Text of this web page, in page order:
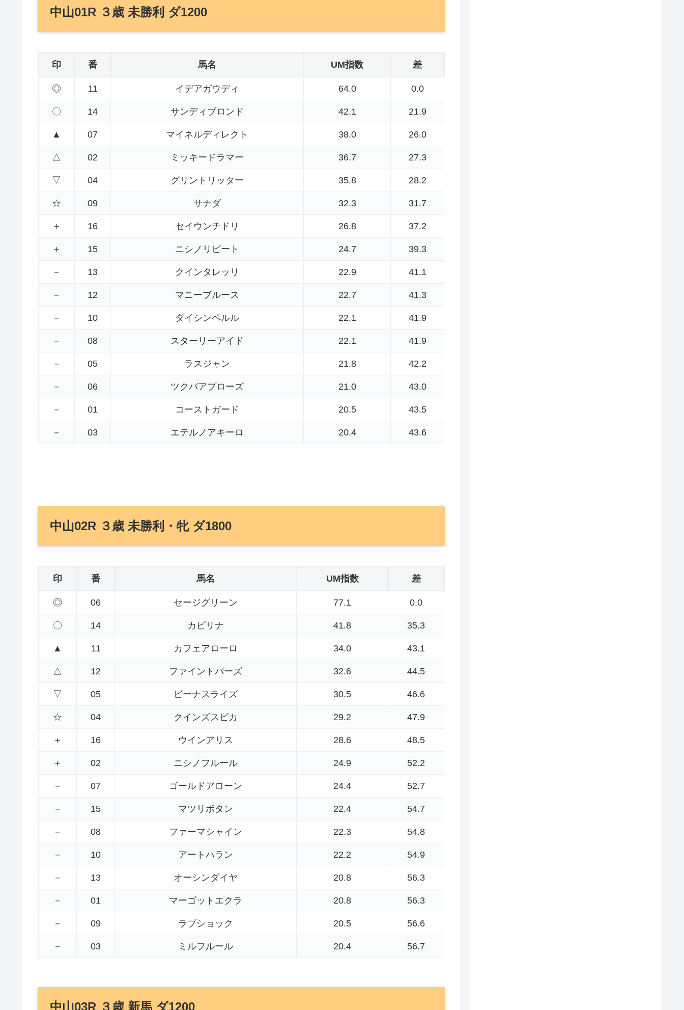
中山01R ３歳 未勝利 ダ1200
印 番 馬名 UM指数 差
◎ 11 イデアガウディ 64.0 0.0
〇 14 サンディブロンド 42.1 21.9
▲ 07 マイネルディレクト 38.0 26.0
△ 02 ミッキードラマー 36.7 27.3
▽ 04 グリントリッター 35.8 28.2
☆ 09 サナダ 32.3 31.7
＋ 16 セイウンチドリ 26.8 37.2
＋ 15 ニシノリピート 24.7 39.3
－ 13 クインタレッリ 22.9 41.1
－ 12 マニーブルース 22.7 41.3
－ 10 ダイシンペルル 22.1 41.9
－ 08 スターリーアイド 22.1 41.9
－ 05 ラスジャン 21.8 42.2
－ 06 ツクバアプローズ 21.0 43.0
－ 01 コーストガード 20.5 43.5
－ 03 エテルノアキーロ 20.4 43.6
中山02R ３歳 未勝利・牝 ダ1800
印 番 馬名 UM指数 差
◎ 06 セージグリーン 77.1 0.0
〇 14 カピリナ 41.8 35.3
▲ 11 カフェアローロ 34.0 43.1
△ 12 ファイントパーズ 32.6 44.5
▽ 05 ビーナスライズ 30.5 46.6
☆ 04 クインズスピカ 29.2 47.9
＋ 16 ウインアリス 28.6 48.5
＋ 02 ニシノフルール 24.9 52.2
－ 07 ゴールドアローン 24.4 52.7
－ 15 マツリボタン 22.4 54.7
－ 08 ファーマシャイン 22.3 54.8
－ 10 アートハラン 22.2 54.9
－ 13 オーシンダイヤ 20.8 56.3
－ 01 マーゴットエクラ 20.8 56.3
－ 09 ラブショック 20.5 56.6
－ 03 ミルフルール 20.4 56.7
中山03R ３歳 新馬 ダ1200